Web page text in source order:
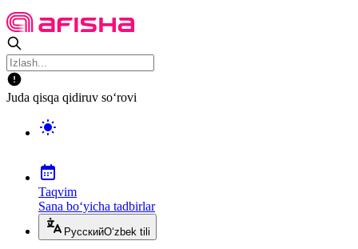
Juda qisqa qidiruv so‘rovi
Taqvim
Sana bo‘yicha tadbirlar
РусскийO‘zbek tili